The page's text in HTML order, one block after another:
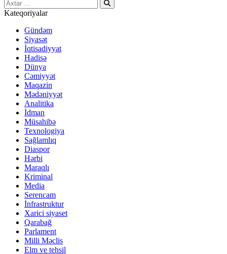
Search…
Kateqoriyalar
Gündəm
Siyasət
İqtisadiyyat
Hadisə
Dünya
Cəmiyyət
Maqazin
Mədəniyyət
Analitika
İdman
Müsahibə
Texnologiya
Sağlamlıq
Diaspor
Hərbi
Maraqlı
Kriminal
Media
Serencam
İnfrastruktur
Xarici siyaset
Qarabağ
Parlament
Milli Məclis
Elm ve tehsil